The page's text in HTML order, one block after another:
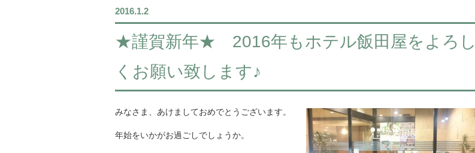
2016.1.2
★謹賀新年★ 2016年もホテル飯田屋をよろし
くお願い致します♪
みなさま、あけましておめでとうございます。
年始をいかがお過ごしでしょうか。